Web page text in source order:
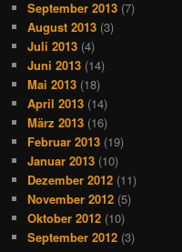
September 2013 (7)
August 2013 (3)
Juli 2013 (4)
Juni 2013 (14)
Mai 2013 (18)
April 2013 (14)
März 2013 (16)
Februar 2013 (19)
Januar 2013 (10)
Dezember 2012 (11)
November 2012 (5)
Oktober 2012 (10)
September 2012 (3)